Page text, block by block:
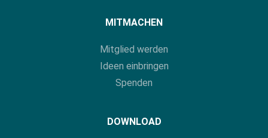
MITMACHEN
Mitglied werden
Ideen einbringen
Spenden
DOWNLOAD